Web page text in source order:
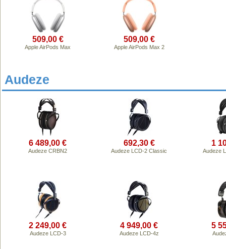
509,00 €
Apple AirPods Max
509,00 €
Apple AirPods Max 2
Audeze
6 489,00 €
Audeze CRBN2
692,30 €
Audeze LCD-2 Classic
1
Audeze
2 249,00 €
Audeze LCD-3
4 949,00 €
Audeze LCD-4z
5